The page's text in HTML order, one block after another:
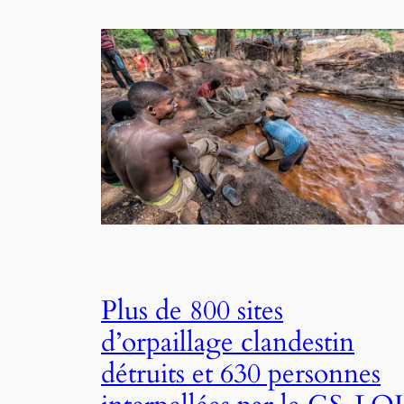
Plus de 800 sites
d’orpaillage clandestin
détruits et 630 personnes